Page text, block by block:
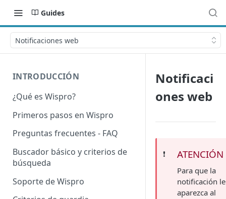
Guides
Notificaciones web
INTRODUCCIÓN
¿Qué es Wispro?
Primeros pasos en Wispro
Preguntas frecuentes - FAQ
Buscador básico y criterios de
búsqueda
Soporte de Wispro
Notificaci
ones web
❗️ ATENCIÓN
Para que la
notificación le
aparezca al